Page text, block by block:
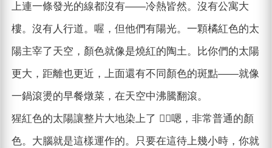
上連一條發光的線都沒有——冷熱皆然。沒有公寓大
樓。沒有人行道。喔，但他們有陽光。一顆橘紅色的太
陽主宰了天空，顏色就像是燒紅的陶土。比你們的太陽
更大，距離也更近，上面還有不同顏色的斑點——就像
一鍋滾燙的早餐燉菜，在天空中沸騰翻滾。
猩紅色的太陽讓整片大地染上了 嗯，非常普通的顏
色。大腦就是這樣運作的。只要在這待上幾小時，你就